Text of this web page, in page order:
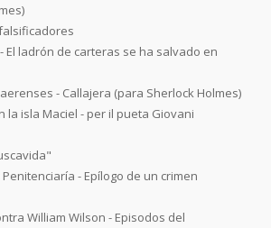
El ladrón de carteras se ha salvado en
- Callajera (para Sherlock Holmes)
la isla Maciel - per il pueta Giovani
- Epílogo de un crimen
William Wilson - Episodos del